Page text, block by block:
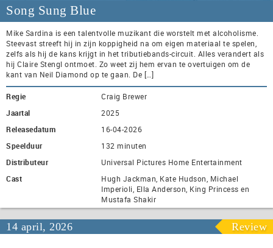
Song Sung Blue
Mike Sardina is een talentvolle muzikant die worstelt met alcoholisme.
Steevast streeft hij in zijn koppigheid na om eigen materiaal te spelen,
zelfs als hij de kans krijgt in het tributiebands-circuit. Alles verandert als
hij Claire Stengl ontmoet. Zo weet zij hem ervan te overtuigen om de
kant van Neil Diamond op te gaan. De […]
Regie
Craig Brewer
Jaartal
2025
Releasedatum
16-04-2026
Speelduur
132 minuten
Distributeur
Universal Pictures Home Entertainment
Cast
Hugh Jackman, Kate Hudson, Michael
Imperioli, Ella Anderson, King Princess en
Mustafa Shakir
14 april, 2026 Review